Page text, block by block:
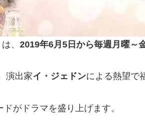
は、 2019年6月5日から毎週月曜～
演出家イ・ジェドンによる熱望で
ドがドラマを盛り上げます。